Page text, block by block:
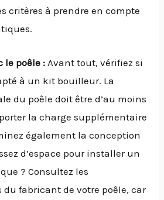
critères à prendre en compte
le poêle : Avant tout, vérifiez si
à un kit bouilleur. La
du poêle doit être d’au moins
la charge supplémentaire
également la conception
d’espace pour installer un
? Consultez les
fabricant de votre poêle, car